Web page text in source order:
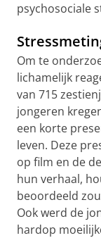
psychosociale
Om te
lichamelijk
van 715
jongeren
een korte
leven. Deze
op film en de
hun verhaal,
beoordeeld
Ook werd de
hardop